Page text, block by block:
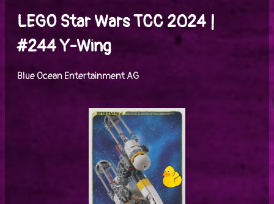
LEGO Star Wars TCC 2024 |
#244 Y-Wing
Blue Ocean Entertainment AG
Bildergalerie überspringen